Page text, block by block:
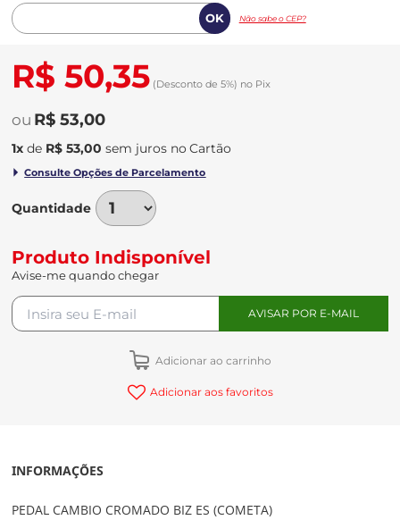
Não sabe o CEP?
R$ 50,35 (Desconto de 5%) no Pix
R$ 53,00
1x de R$ 53,00 sem juros no
Quantidade
Produto Indisponível
Avise-me quando chegar
Adicionar ao carrinho
Adicionar aos favoritos
INFORMAÇÕES
PEDAL CAMBIO CROMADO BIZ ES (COMETA)